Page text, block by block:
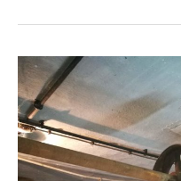
Ausbau
der
Transmission